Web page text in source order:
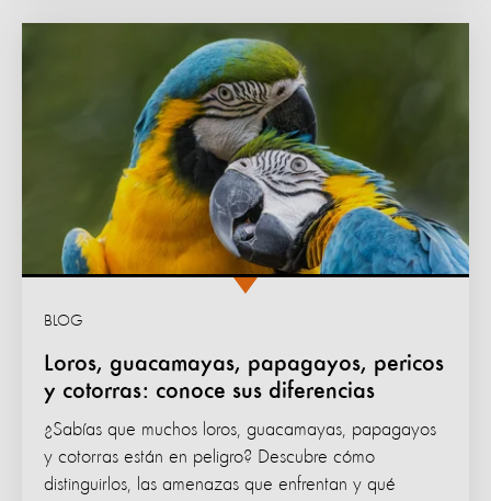
Loros, guacamayas, papagayos, pericos
y cotorras: conoce sus diferencias
BLOG
¿Sabías que muchos loros, guacamayas, papagayos
y cotorras están en peligro? Descubre cómo
distinguirlos, las amenazas que enfrentan y qué